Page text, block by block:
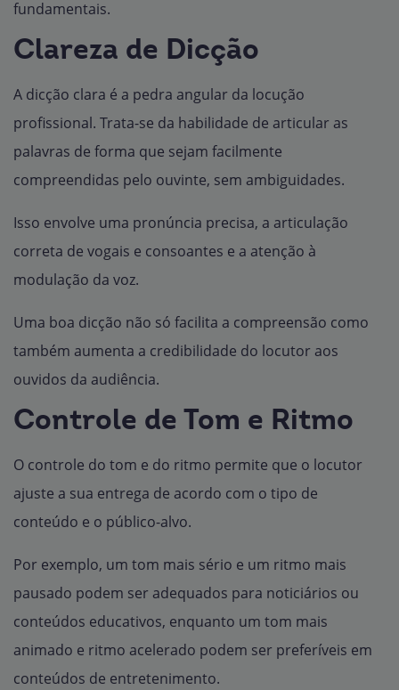
fundamentais.
Clareza de Dicção
A dicção clara é a pedra angular da locução
profissional. Trata-se da habilidade de articular as
palavras de forma que sejam facilmente
compreendidas pelo ouvinte, sem ambiguidades.
Isso envolve uma pronúncia precisa, a articulação
correta de vogais e consoantes e a atenção à
modulação da voz.
Uma boa dicção não só facilita a compreensão como
também aumenta a credibilidade do locutor aos
ouvidos da audiência.
Controle de Tom e Ritmo
O controle do tom e do ritmo permite que o locutor
ajuste a sua entrega de acordo com o tipo de
conteúdo e o público-alvo.
Por exemplo, um tom mais sério e um ritmo mais
pausado podem ser adequados para noticiários ou
conteúdos educativos, enquanto um tom mais
animado e ritmo acelerado podem ser preferíveis em
conteúdos de entretenimento.